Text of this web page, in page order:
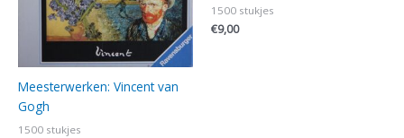
Meesterwerken: Vincent van
Gogh
1500 stukjes
1500 stukjes
€9,00